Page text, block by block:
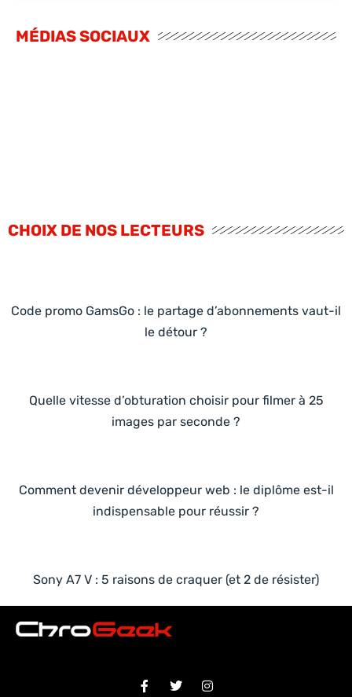
MÉDIAS SOCIAUX
CHOIX DE NOS LECTEURS
Code promo GamsGo : le partage d’abonnements vaut-il
le détour ?
Quelle vitesse d’obturation choisir pour filmer à 25
images par seconde ?
Comment devenir développeur web : le diplôme est-il
indispensable pour réussir ?
Sony A7 V : 5 raisons de craquer (et 2 de résister)